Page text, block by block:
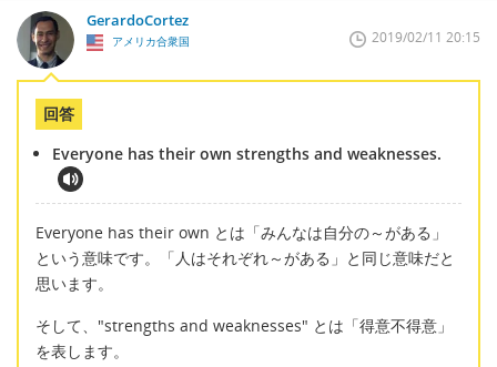
GerardoCortez
アメリカ合衆国 2019/02/11 20:15
回答
Everyone has their own strengths and weaknesses.
Everyone has their own とは「みんなは自分の～がある」
という意味です。「人はそれぞれ～がある」と同じ意味だと
思います。
そして、"strengths and weaknesses" とは「得意不得意」
を表します。